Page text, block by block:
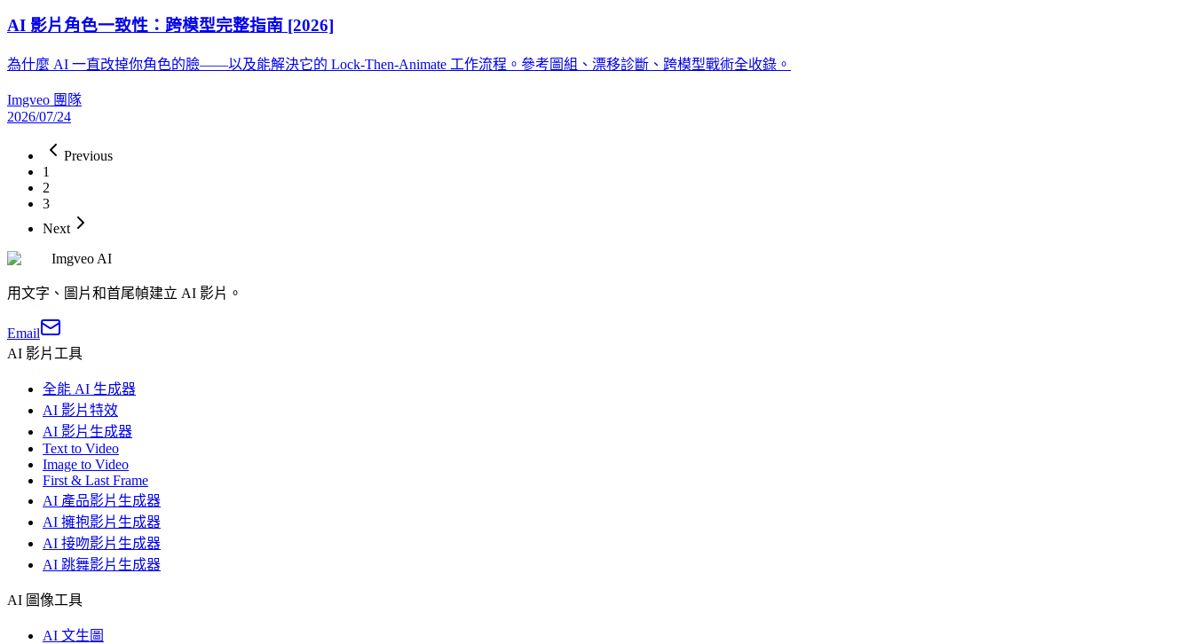
AI 影片角色一致性：跨模型完整指南 [2026]
為什麼 AI 一直改掉你角色的臉——以及能解決它的 Lock-Then-Animate 工作流程。參考圖組、漂移診斷、跨模型戰術全收錄。
Imgveo 團隊
2026/07/24
Previous
1
2
3
Next
Imgveo AI
用文字、圖片和首尾幀建立 AI 影片。
Email
AI 影片工具
全能 AI 生成器
AI 影片特效
AI 影片生成器
Text to Video
Image to Video
First & Last Frame
AI 產品影片生成器
AI 擁抱影片生成器
AI 接吻影片生成器
AI 跳舞影片生成器
AI 圖像工具
AI 文生圖